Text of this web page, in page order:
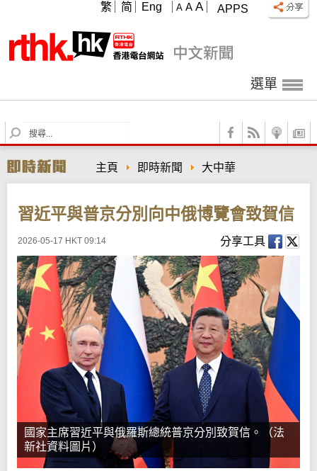
APPS
A A A
繁 简 Eng
選單
S
e
r
c
主頁 即時新聞 大中華
習近平與普京分別向中俄博覽會致賀信
2026-05-17 HKT 09:14 分享工具
國家主席習近平與俄羅斯總統普京分別致賀信。（法
新社資料圖片）